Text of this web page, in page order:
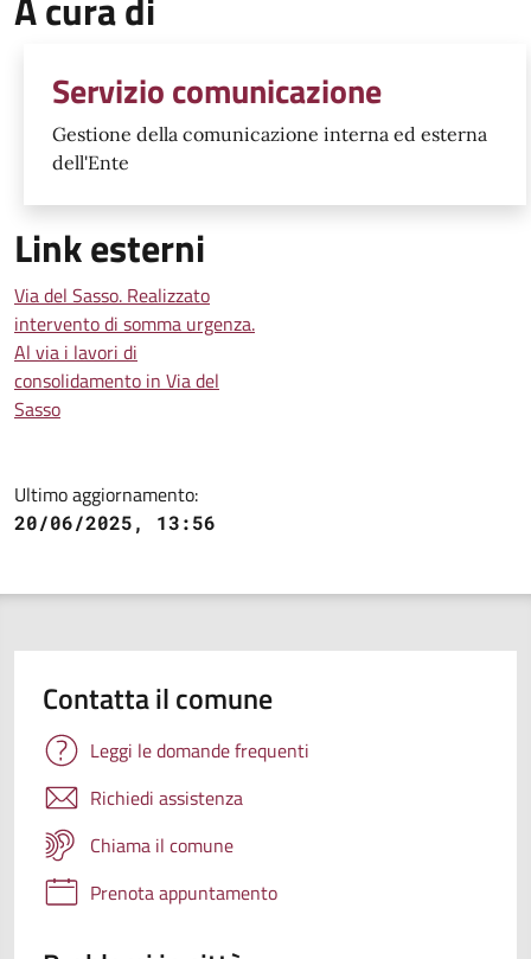
Servizio comunicazione
Gestione della comunicazione interna ed esterna
dell'Ente
Link esterni
Via del Sasso. Realizzato
intervento di somma urgenza.
Al via i lavori di
consolidamento in Via del
Sasso
Ultimo aggiornamento:
20/06/2025, 13:56
Contatta il comune
Leggi le domande frequenti
Richiedi assistenza
Chiama il comune
Prenota appuntamento